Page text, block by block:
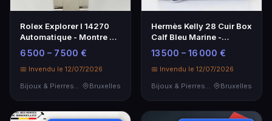
Rolex Explorer I 14270
Automatique - Montre de
Luxe
6 500 – 7 500 €
📅 Invendu le 12/07/2026
Bruxelles
Hermès Kelly 28 Cuir Box
Calf Bleu Marine -
Élégance Intemporelle
13 500 – 16 000 €
📅 Invendu le 12/07/2026
Bruxelles